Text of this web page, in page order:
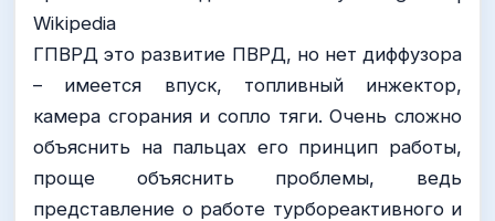
Wikipedia
ГПВРД это развитие ПВРД, но нет диффузора
– имеется впуск, топливный инжектор,
камера сгорания и сопло тяги. Очень сложно
объяснить на пальцах его принцип работы,
проще объяснить проблемы, ведь
представление о работе турбореактивного и